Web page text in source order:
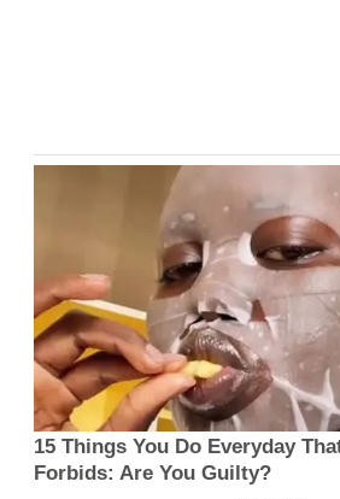
15 Things You Do Everyday
Forbids: Are You Guilty?